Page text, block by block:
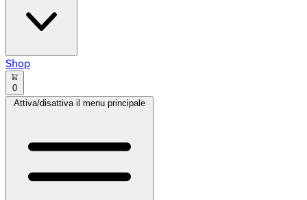
Shop
0
Attiva/disattiva il menu principale